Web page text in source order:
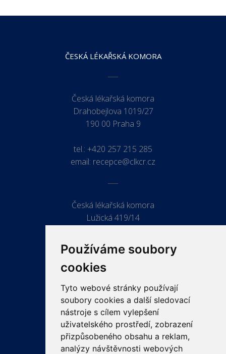
Používáme soubory
cookies
Tyto webové stránky používají
soubory cookies a další sledovací
nástroje s cílem vylepšení
uživatelského prostředí, zobrazení
přizpůsobeného obsahu a reklam,
analýzy návštěvnosti webových
ČESKÁ LÉKAŘSKÁ KOMORA
Česká lékařská komora
Drahobejlova 1019/27
190 00 Praha 9
tel.: +420 257 215 285
email: recepce@clkcr.cz
Česká lékařská komora
Lužická 419/14
ODKAZY
PRO LÉKAŘE
PRO VEŘEJNOST
VZDĚLÁVÁNÍ